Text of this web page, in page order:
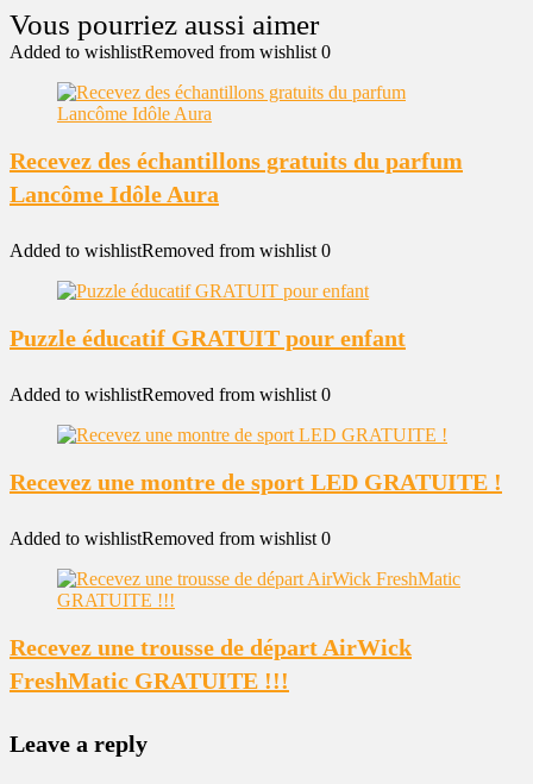
Added to wishlistRemoved from wishlist 0
Recevez des échantillons gratuits du parfum
Lancôme Idôle Aura
Added to wishlistRemoved from wishlist 0
Puzzle éducatif GRATUIT pour enfant
Added to wishlistRemoved from wishlist 0
Recevez une montre de sport LED GRATUITE !
Added to wishlistRemoved from wishlist 0
Recevez une trousse de départ AirWick
FreshMatic GRATUITE !!!
Leave a reply